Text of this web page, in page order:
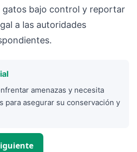
gatos bajo control y reportar
a las autoridades
amenazas y necesita
para asegurar su conservación y